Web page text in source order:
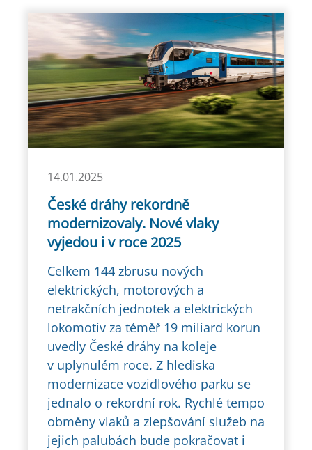
14.01.2025
České dráhy rekordně
modernizovaly. Nové vlaky
vyjedou i v roce 2025
Celkem 144 zbrusu nových
elektrických, motorových a
netrakčních jednotek a elektrických
lokomotiv za téměř 19 miliard korun
uvedly České dráhy na koleje
v uplynulém roce. Z hlediska
modernizace vozidlového parku se
jednalo o rekordní rok. Rychlé tempo
obměny vlaků a zlepšování služeb na
jejich palubách bude pokračovat i